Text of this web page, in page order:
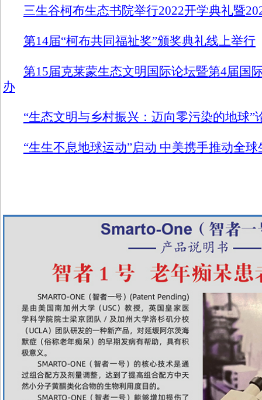
三生谷柯布生态书院举行2022开学典礼暨
第14届“柯布共同福祉奖”颁奖典礼线上举行
第15届克莱蒙生态文明国际论坛暨第4届国
办
“生态文明与乡村振兴：迈向零污染的地球”
“生生不息地球运动”启动 中美携手推动全